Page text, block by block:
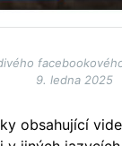
9. ledna 2025
obsahující